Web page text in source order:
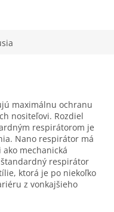
maximálnu ochranu
nositeľovi. Rozdiel
respirátorom je
Nano respirátor má
mechanická
respirátor
ktorá je po niekoľko
z vonkajšieho